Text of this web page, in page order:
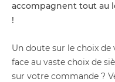
accompagnent tout au
!
Un doute sur le choix
face au vaste choix de
sur votre commande ?